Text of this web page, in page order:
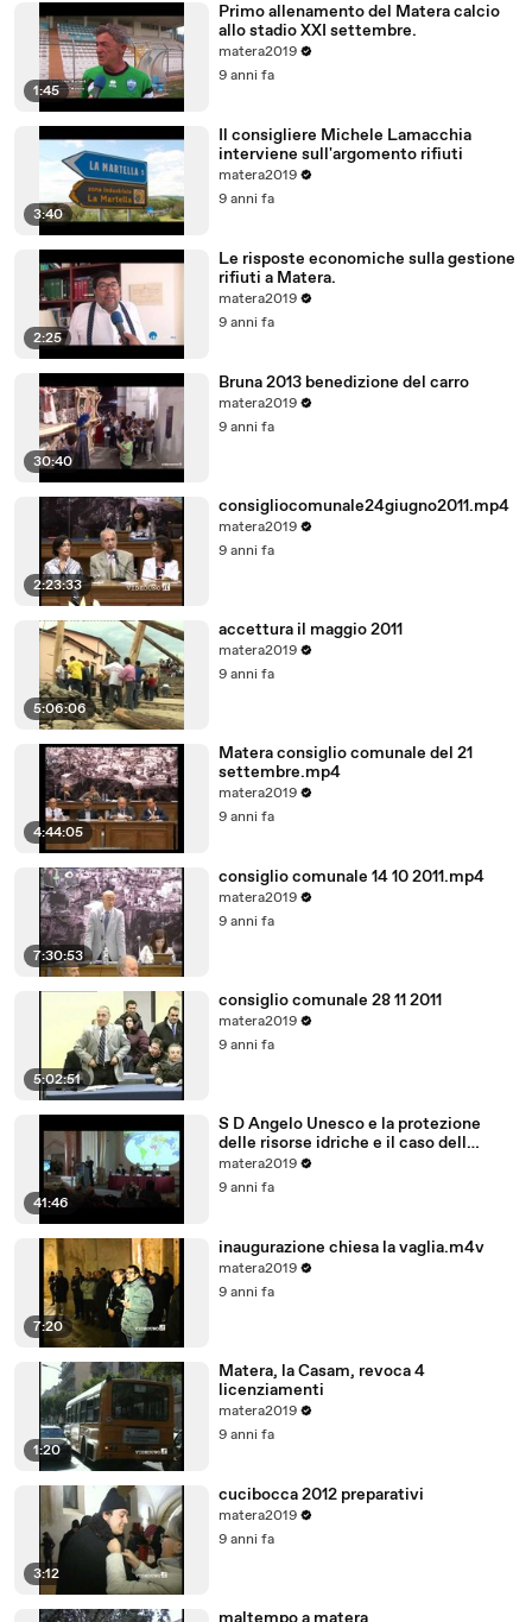
1:45
Primo allenamento del Matera calcio
allo stadio XXI settembre.
matera2019
9 anni fa
3:40
Il consigliere Michele Lamacchia
interviene sull'argomento rifiuti
matera2019
9 anni fa
2:25
Le risposte economiche sulla gestione
rifiuti a Matera.
matera2019
9 anni fa
30:40
Bruna 2013 benedizione del carro
matera2019
9 anni fa
2:23:33
consigliocomunale24giugno2011.mp4
matera2019
9 anni fa
5:06:06
accettura il maggio 2011
matera2019
9 anni fa
4:44:05
Matera consiglio comunale del 21
settembre.mp4
matera2019
9 anni fa
7:30:53
consiglio comunale 14 10 2011.mp4
matera2019
9 anni fa
5:02:51
consiglio comunale 28 11 2011
matera2019
9 anni fa
41:46
S D Angelo Unesco e la protezione
delle risorse idriche e il caso dell
acquifero Toledo in Brasile
matera2019
9 anni fa
7:20
inaugurazione chiesa la vaglia.m4v
matera2019
9 anni fa
1:20
Matera, la Casam, revoca 4
licenziamenti
matera2019
9 anni fa
3:12
cucibocca 2012 preparativi
matera2019
9 anni fa